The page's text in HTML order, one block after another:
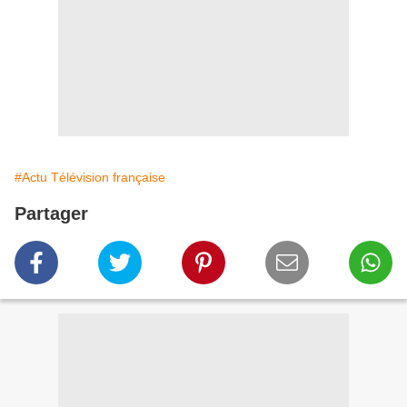
#Actu Télévision française
Partager